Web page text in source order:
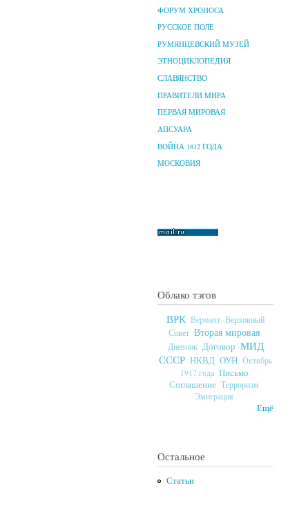
ФОРУМ ХРОНОСА
РУССКОЕ ПОЛЕ
РУМЯНЦЕВСКИЙ МУЗЕЙ
ЭТНОЦИКЛОПЕДИЯ
СЛАВЯНСТВО
ПРАВИТЕЛИ МИРА
ПЕРВАЯ МИРОВАЯ
АПСУАРА
ВОЙНА 1812 ГОДА
МОСКОВИЯ
Облако тэгов
ВРК Вермахт Верховный
Совет Вторая мировая
Дневник Договор МИД
СССР НКВД ОУН Октябрь
1917 года Письмо
Соглашение Терроризм
Эмиграция
Ещё
Остальное
Статьи